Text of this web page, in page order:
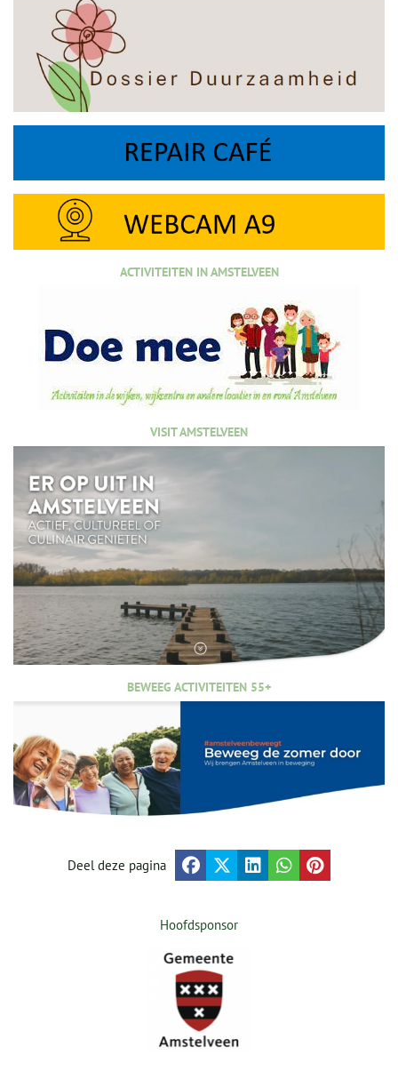
ACTIVITEITEN IN AMSTELVEEN
VISIT AMSTELVEEN
BEWEEG ACTIVITEITEN 55+
Deel deze pagina
Hoofdsponsor